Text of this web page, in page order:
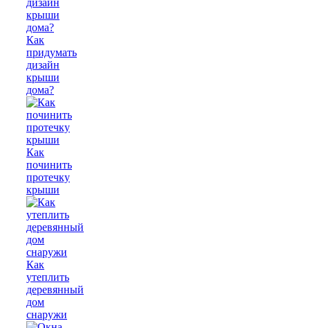
Как
придумать
дизайн
крыши
дома?
Как
починить
протечку
крыши
Как
утеплить
деревянный
дом
снаружи